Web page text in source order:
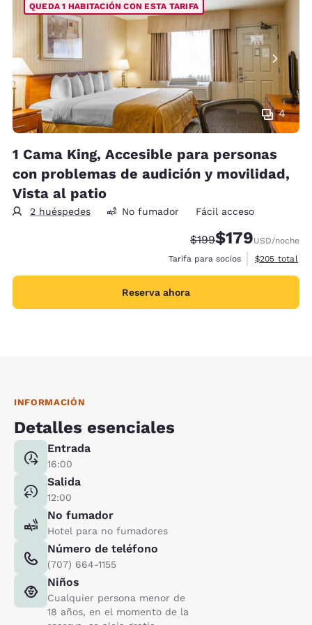
4
QUEDA 1 HABITACIÓN CON ESTA TARIFA
1 Cama King, Accesible para personas
con problemas de audición y movilidad,
Vista al patio
2 huéspedes No fumador Fácil acceso
Tarifa tachada:
$199Tarifa reducida:
$179USD/noche
Tarifa para socios
Ver detalles
$205 total
Reserva ahora
INFORMACIÓN
Detalles esenciales
Entrada
16:00
Salida
12:00
No fumador
Hotel para no fumadores
Número de teléfono
(707) 664-1155
Niños
Cualquier persona menor de
18 años, en el momento de la